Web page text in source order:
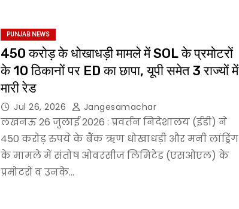
PUNJAB NEWS
450 करोड़ के धोखाधड़ी मामले में SOL के प्रमोटरों
के 10 ठिकानों पर ED का छापा, यूपी समेत 3 राज्यों में
मारी रेड
Jul 26, 2026 Jangesamachar
लखनऊ 26 जुलाई 2026 : प्रवर्तन निदेशालय (ईडी) ने
450 करोड़ रुपये के बैंक ऋण धोखाधड़ी और मनी लांड्रिंग
के मामले में संतोष ओवरसीज लिमिटेड (एसओएल) के
प्रमोटरों व उनके…